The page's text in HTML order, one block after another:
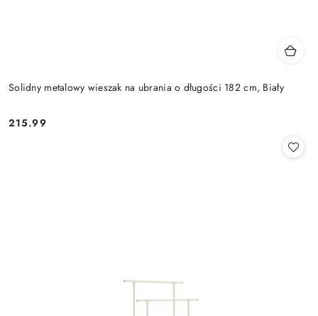
Solidny metalowy wieszak na ubrania o długości 182 cm, Biały
Cena:
215.99